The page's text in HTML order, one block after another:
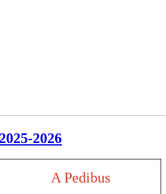
2026
A Pedibus